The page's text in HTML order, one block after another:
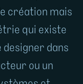
création mais
qui existe
dans
ou un